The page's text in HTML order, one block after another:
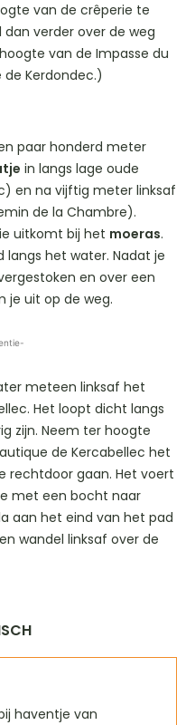
van de crêperie te
verder over de weg
van de Impasse du
de Kerdondec.)
paar honderd meter
in langs lage oude
en na vijftig meter linksaf
de la Chambre).
uitkomt bij het moeras.
langs het water. Nadat je
en over een
je uit op de weg.
meteen linksaf het
Het loopt dicht langs
zijn. Neem ter hoogte
de Kercabellec het
rechtdoor gaan. Het voert
met een bocht naar
aan het eind van het pad
wandel linksaf over de
haventje van